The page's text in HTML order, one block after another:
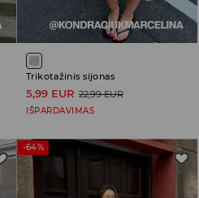
Trikotažinis sijonas
5,99 EUR 22,99 EUR
IŠPARDAVIMAS
-64%